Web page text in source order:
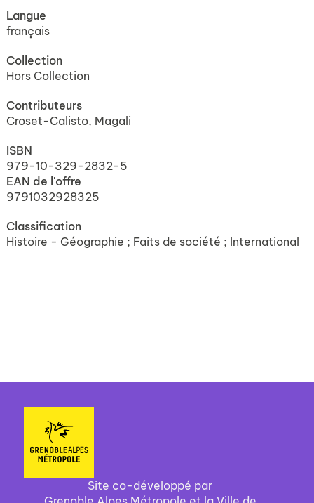
Langue
français
Collection
Hors Collection
Contributeurs
Croset-Calisto, Magali
ISBN
979-10-329-2832-5
EAN de l'offre
9791032928325
Classification
Histoire - Géographie ; Faits de société ; International
Site co-développé par